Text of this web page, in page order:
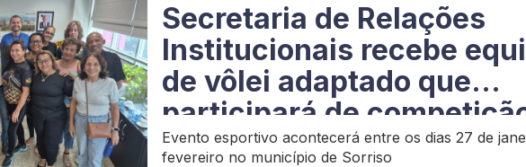
Secretaria de Relações
Institucionais recebe
de vôlei adaptado que
participará de
nacional no MT
Evento esportivo acontecerá entre os dias 27 de
fevereiro no município de Sorriso